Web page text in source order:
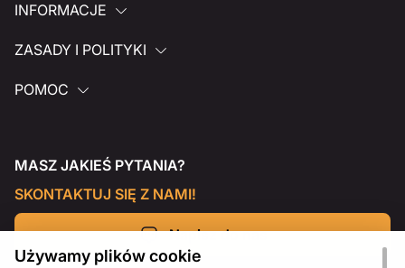
INFORMACJE
ZASADY I POLITYKI
POMOC
MASZ JAKIEŚ PYTANIA?
SKONTAKTUJ SIĘ Z NAMI!
Napisz do nas
Używamy plików cookie